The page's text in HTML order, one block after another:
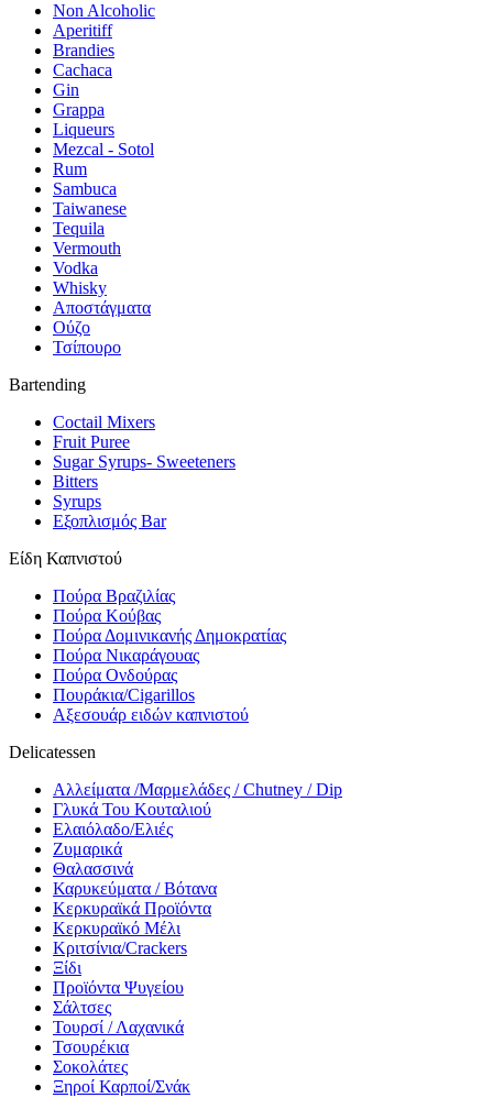
Non Alcoholic
Aperitiff
Brandies
Cachaca
Gin
Grappa
Liqueurs
Mezcal - Sotol
Rum
Sambuca
Taiwanese
Tequila
Vermouth
Vodka
Whisky
Αποστάγματα
Ούζο
Τσίπουρο
Bartending
Coctail Mixers
Fruit Puree
Sugar Syrups- Sweeteners
Bitters
Syrups
Εξοπλισμός Bar
Είδη Καπνιστού
Πούρα Βραζιλίας
Πούρα Κούβας
Πούρα Δομινικανής Δημοκρατίας
Πούρα Νικαράγουας
Πούρα Ονδούρας
Πουράκια/Cigarillos
Αξεσουάρ ειδών καπνιστού
Delicatessen
Αλλείματα /Μαρμελάδες / Chutney / Dip
Γλυκά Του Κουταλιού
Ελαιόλαδο/Ελιές
Ζυμαρικά
Θαλασσινά
Καρυκεύματα / Βότανα
Κερκυραϊκά Προϊόντα
Κερκυραϊκό Μέλι
Κριτσίνια/Crackers
Ξίδι
Προϊόντα Ψυγείου
Σάλτσες
Τουρσί / Λαχανικά
Τσουρέκια
Σοκολάτες
Ξηροί Καρποί/Σνάκ